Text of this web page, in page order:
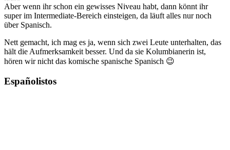
Aber wenn ihr schon ein gewisses Niveau habt, dann könnt ihr
super im Intermediate-Bereich einsteigen, da läuft alles nur noch
über Spanisch.
Nett gemacht, ich mag es ja, wenn sich zwei Leute unterhalten, das
hält die Aufmerksamkeit besser. Und da sie Kolumbianerin ist,
hören wir nicht das komische spanische Spanisch 😉
Españolistos